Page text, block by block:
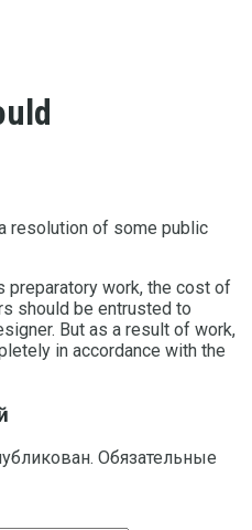
resolution of some public
preparatory work, the cost of
should be entrusted to
But as a result of work,
in accordance with the
Обязательные